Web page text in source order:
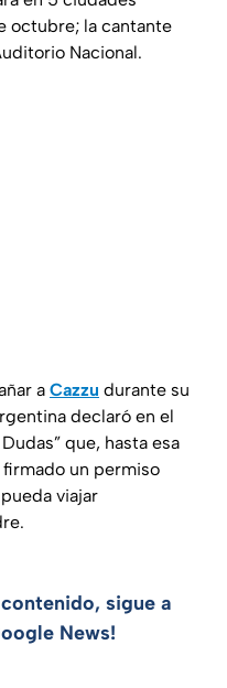
octubre; la cantante
Nacional.
a Cazzu durante su
declaró en el
que, hasta esa
un permiso
viajar
sigue a
News!